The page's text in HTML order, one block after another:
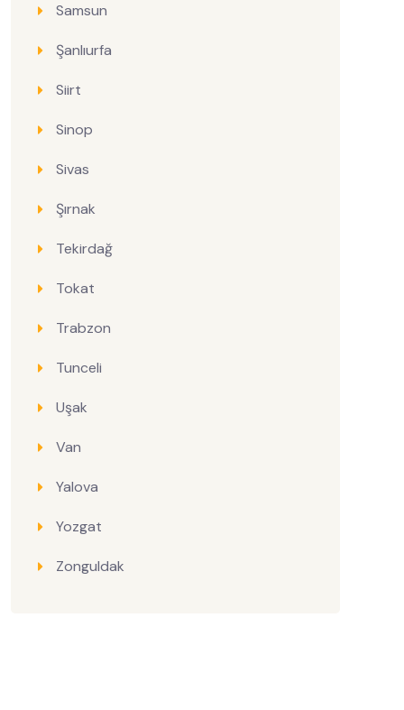
Samsun
Şanlıurfa
Siirt
Sinop
Sivas
Şırnak
Tekirdağ
Tokat
Trabzon
Tunceli
Uşak
Van
Yalova
Yozgat
Zonguldak